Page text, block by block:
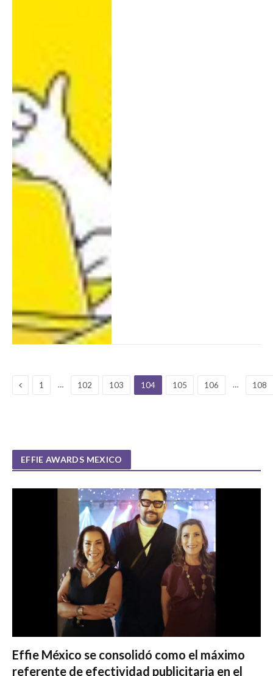
Previous
1 … 102 103 104 105 106 … 108
EFFIE AWARDS MEXICO
Effie México se consolidó como el máximo
referente de efectividad publicitaria en el